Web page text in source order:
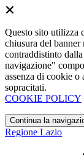
Questo sito utilizza
chiusura del banner
contraddistinto
navigazione"
assenza di cookie
sopracitati.
COOKIE POLICY
Continua la
Regione Lazio